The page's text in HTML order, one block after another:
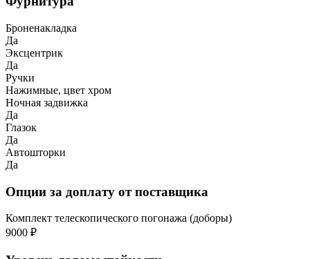
Броненакладка
Да
Эксцентрик
Да
Ручки
Нажимные, цвет хром
Ночная задвижка
Да
Глазок
Да
Автошторки
Да
Опции за доплату от поставщика
Комплект телескопического погонажа (доборы)
9000 ₽